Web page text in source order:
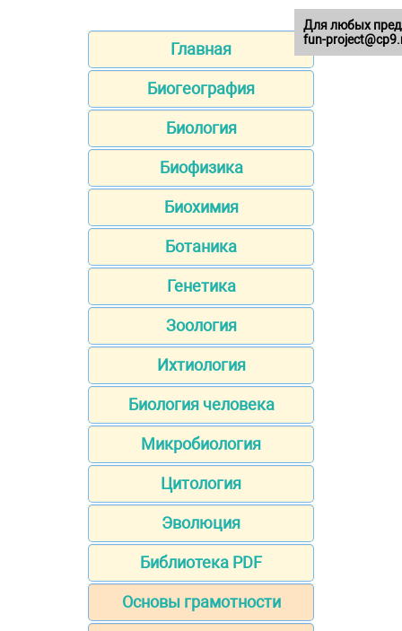
Главная
Биогеография
Биология
Биофизика
Биохимия
Ботаника
Генетика
Зоология
Ихтиология
Биология человека
Микробиология
Цитология
Эволюция
Библиотека PDF
Основы грамотности
Для любых
fun-